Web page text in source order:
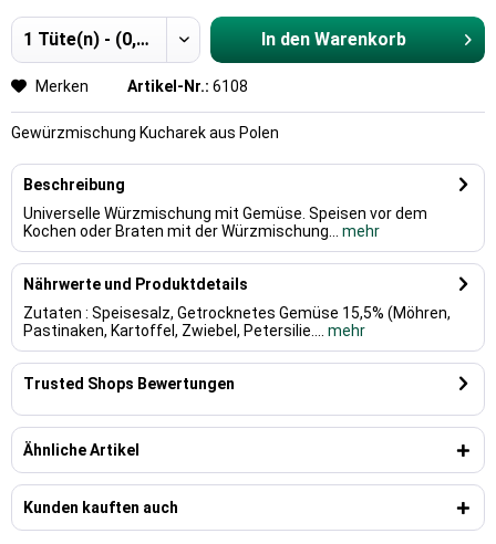
In den Warenkorb
Artikel-Nr.: 6108
Merken
Gewürzmischung Kucharek aus Polen
Beschreibung
Universelle Würzmischung mit Gemüse. Speisen vor dem
Kochen oder Braten mit der Würzmischung...
mehr
Nährwerte und Produktdetails
Zutaten : Speisesalz, Getrocknetes Gemüse 15,5% (Möhren,
Pastinaken, Kartoffel, Zwiebel, Petersilie....
mehr
Trusted Shops Bewertungen
Ähnliche Artikel
Kunden kauften auch